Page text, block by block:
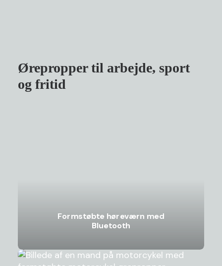
Ørepropper til arbejde, sport
og fritid
Formstøbte høreværn med
Bluetooth